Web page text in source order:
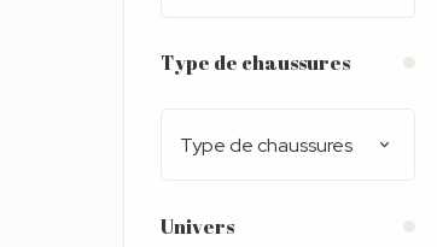
Type de chaussures
Type de chaussures
Univers